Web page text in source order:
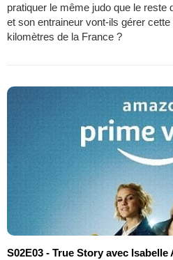
pratiquer le même judo que le reste
et son entraineur vont-ils gérer
kilomètres de la France ?
S02E03 - True Story avec Isabelle